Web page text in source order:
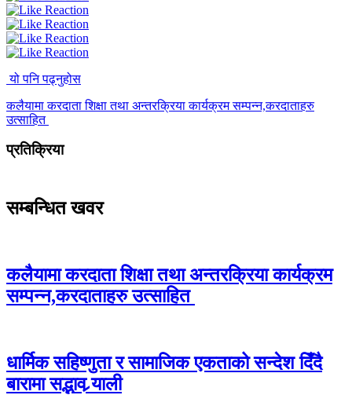
यो पनि पढ्नुहोस
कलैयामा करदाता शिक्षा तथा अन्तरक्रिया कार्यक्रम सम्पन्न,करदाताहरु
उत्साहित
प्रतिक्रिया
सम्बन्धित खवर
कलैयामा करदाता शिक्षा तथा अन्तरक्रिया कार्यक्रम
सम्पन्न,करदाताहरु उत्साहित
धार्मिक सहिष्णुता र सामाजिक एकताको सन्देश दिँदै
बारामा सद्भाव र्‍याली